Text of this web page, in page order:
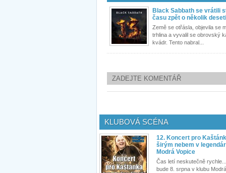
Black Sabbath se vrátili
času zpět o několik
Země se otřásla, objevila se
trhlina a vyvalil se obrovský
kvádr. Tento nabral...
ZADEJTE KOMENTÁŘ
KLUBOVÁ SCÉNA
12. Koncert pro
širým nebem v
Modrá Vopice
Čas letí neskutečně
bude 8. srpna v klubu